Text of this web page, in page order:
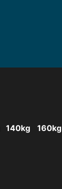
140kg 160kg